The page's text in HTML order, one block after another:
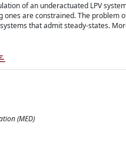
of an underactuated LPV
are constrained. The
that admit steady-states.
(MED)